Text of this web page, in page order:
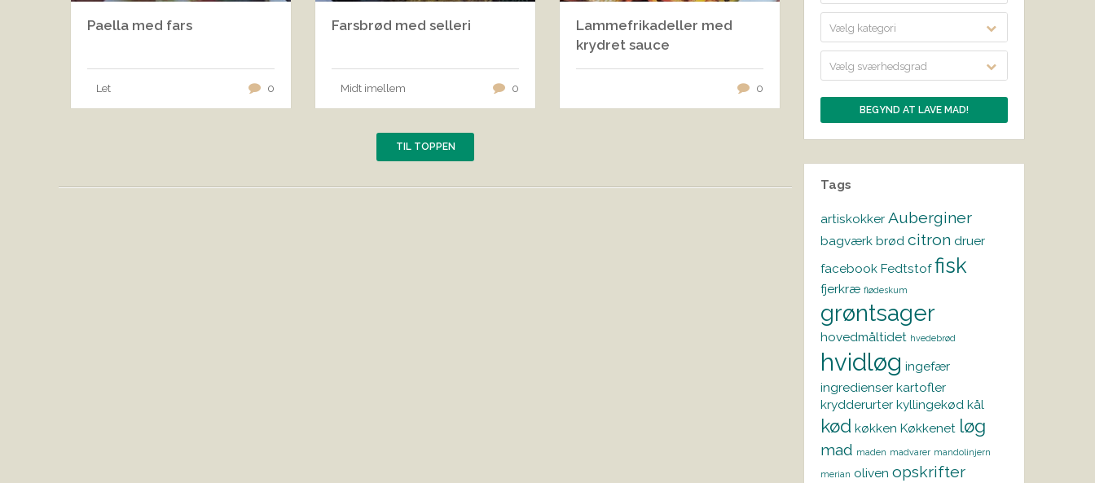
Paella med fars
Let 0
Farsbrød med selleri
Midt imellem 0
Lammefrikadeller med
krydret sauce
0
TIL TOPPEN
Vælg kategori
Vælg sværhedsgrad
Tags
artiskokker Auberginer
bagværk brød citron druer
facebook Fedtstof fisk
fjerkræ flødeskum
grøntsager
hovedmåltidet hvedebrød
hvidløg ingefær
ingredienser kartofler
krydderurter kyllingekød kål
kød køkken Køkkenet løg
mad maden madvarer mandolinjern
merian oliven opskrifter